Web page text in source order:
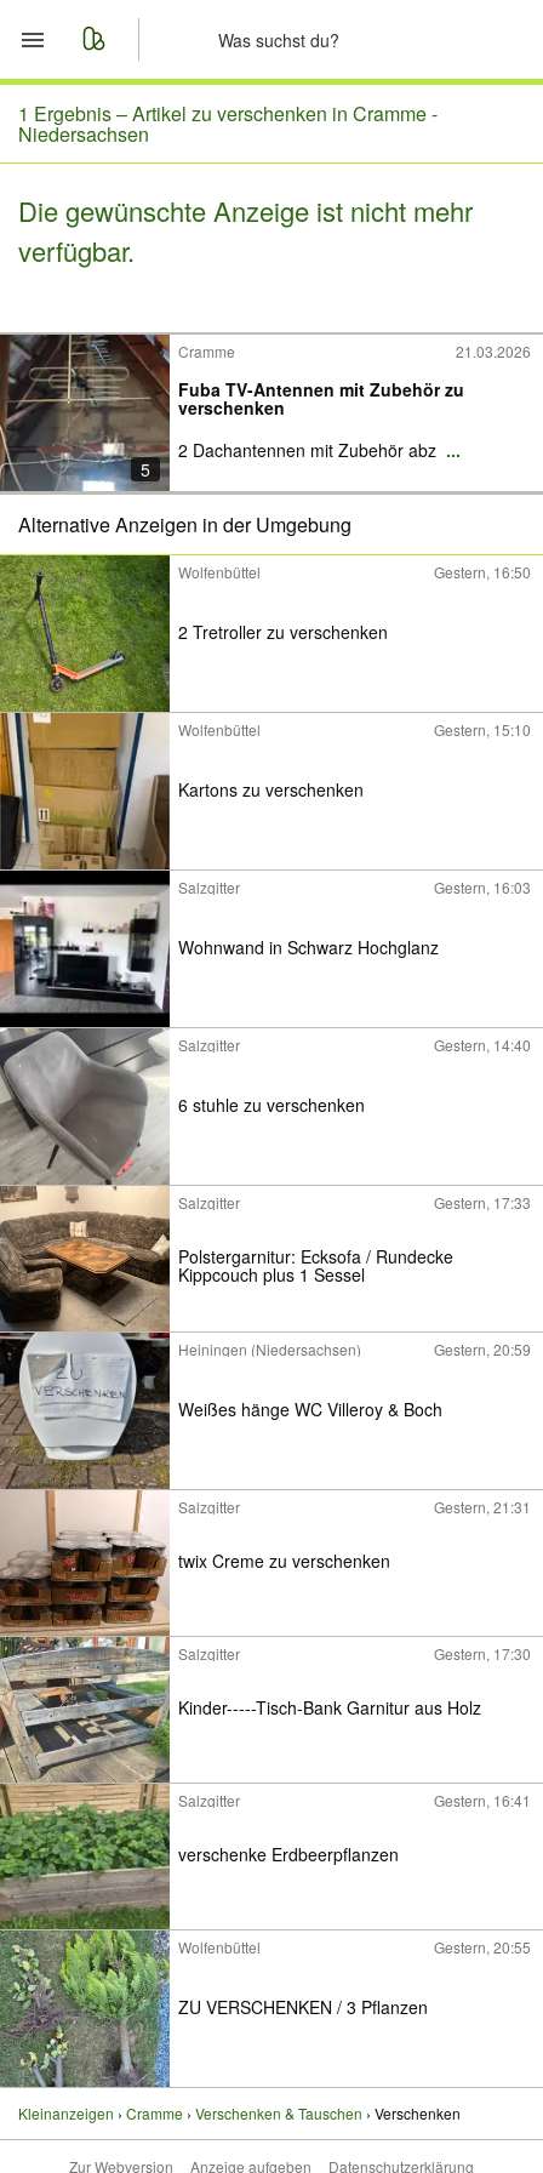
Start
Merkliste
Nachrichten
1 Ergebnis –Artikel zu verschenken in Cramme -
Niedersachsen
Die gewünschte Anzeige ist nicht mehr
verfügbar.
5
Cramme 21.03.2026
Fuba TV-Antennen mit Zubehör zu
verschenken
2 Dachantennen mit Zubehör abz ...
Alternative Anzeigen in der Umgebung
Wolfenbüttel Gestern, 16:50
2 Tretroller zu verschenken
Wolfenbüttel Gestern, 15:10
Kartons zu verschenken
Salzgitter Gestern, 16:03
Wohnwand in Schwarz Hochglanz
Salzgitter Gestern, 14:40
6 stuhle zu verschenken
Salzgitter Gestern, 17:33
Polstergarnitur: Ecksofa / Rundecke
Kippcouch plus 1 Sessel
Heiningen (Niedersachsen) Gestern, 20:59
Weißes hänge WC Villeroy & Boch
Salzgitter Gestern, 21:31
twix Creme zu verschenken
Salzgitter Gestern, 17:30
Kinder-----Tisch-Bank Garnitur aus Holz
Salzgitter Gestern, 16:41
verschenke Erdbeerpflanzen
Wolfenbüttel Gestern, 20:55
ZU VERSCHENKEN / 3 Pflanzen
Kleinanzeigen Cramme Verschenken & Tauschen Verschenken
Zur Webversion Anzeige aufgeben Datenschutzerklärung